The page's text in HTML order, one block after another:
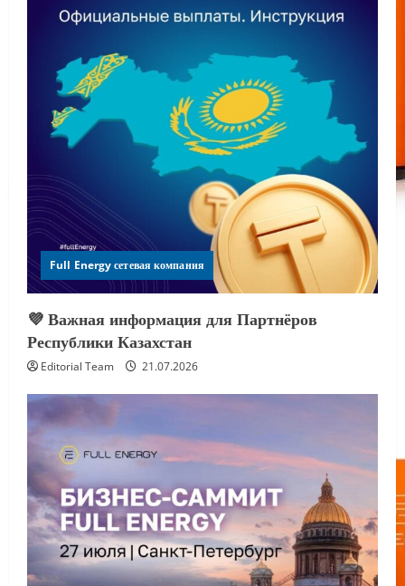
Full Energy сетевая компания
💜 Важная информация для Партнёров
Республики Казахстан
Editorial Team 21.07.2026